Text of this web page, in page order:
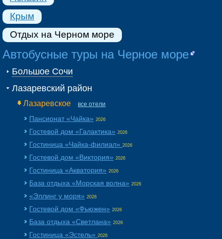
Крым
Отдых на Черном море
Автобусные туры на Черное море
Большое Сочи
Лазаревский район
Лазаревское все отели
Пансионат «Чайка» 2026
Гостевой дом «Галактика» 2026
Гостиница «Чайка-филиал» 2026
Гостевой дом «Виктория» 2026
Гостиница «Акватория» 2026
База отдыха «Морская волна» 2026
«Эллинг у моря» 2026
Гостевой дом «Фьюжен» 2026
База отдыха «Светлана» 2026
Гостиница «Эстель» 2026